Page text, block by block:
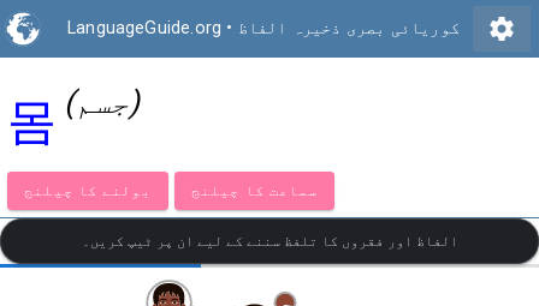
LanguageGuide.org • کوریائی بصری ذخیرہ الفاظ settings
몸 (جسم)
بولنے کا چیلنج سماعت کا چیلنج
الفاظ اور فقروں کا تلفظ سننے کے لیے ان پر ٹیپ کریں۔